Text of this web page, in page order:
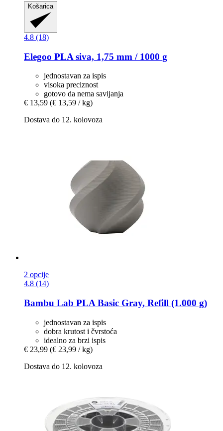
Košarica
4.8 (18)
Elegoo PLA siva, 1,75 mm / 1000 g
jednostavan za ispis
visoka preciznost
gotovo da nema savijanja
€ 13,59 (€ 13,59 / kg)
Dostava do 12. kolovoza
2 opcije
4.8 (14)
Bambu Lab PLA Basic Gray, Refill (1.000 g)
jednostavan za ispis
dobra krutost i čvrstoća
idealno za brzi ispis
€ 23,99 (€ 23,99 / kg)
Dostava do 12. kolovoza